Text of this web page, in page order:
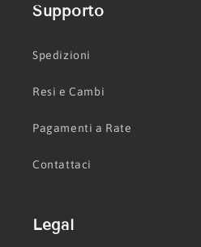
Supporto
Spedizioni
Resi e Cambi
Pagamenti a Rate
Contattaci
Legal